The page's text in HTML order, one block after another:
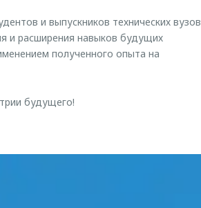
и выпускников технических вузов
и расширения навыков будущих
полученного опыта на
будущего!